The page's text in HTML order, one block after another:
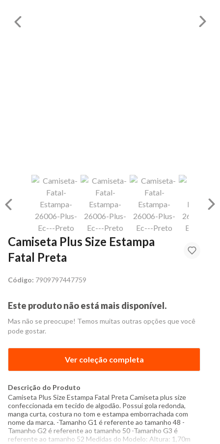
Camiseta Plus Size Estampa
Fatal Preta
Código: 7909797447759
Este produto não está mais disponível.
Mas não se preocupe! Temos muitas outras opções que você
pode gostar.
Ver coleção completa
Descrição do Produto
Camiseta Plus Size Estampa Fatal Preta Camiseta plus size
confeccionada em tecido de algodão. Possui gola redonda,
manga curta, costura no tom e estampa emborrachada com
nome da marca. -Tamanho G1 é referente ao tamanho 48 -
Tamanho G2 é referente ao tamanho 50 -Tamanho G3 é
referente ao tamanho 52 Medidas do Modelo: Altura: 1,70m